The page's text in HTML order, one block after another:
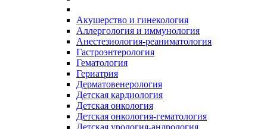
Акушерство и гинекология
Аллергология и иммунология
Анестезиология-реаниматология
Гастроэнтерология
Гематология
Гериатрия
Дерматовенерология
Детская кардиология
Детская онкология
Детская онкология-гематология
Детская урология-андрология